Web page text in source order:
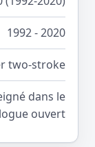
1992 - 2020
two-stroke
dans le
ouvert